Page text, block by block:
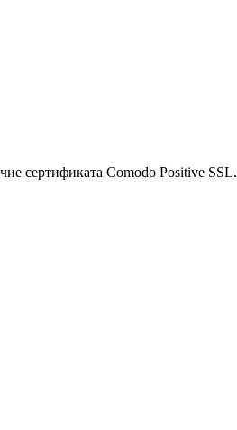
сертификата Comodo Positive SSL.